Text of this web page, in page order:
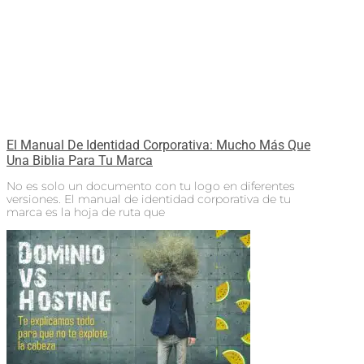
El Manual De Identidad Corporativa: Mucho Más Que
Una Biblia Para Tu Marca
No es solo un documento con tu logo en diferentes
versiones. El manual de identidad corporativa de tu
marca es la hoja de ruta que